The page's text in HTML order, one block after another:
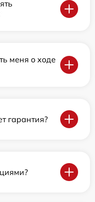
меня о ходе
гарантия?